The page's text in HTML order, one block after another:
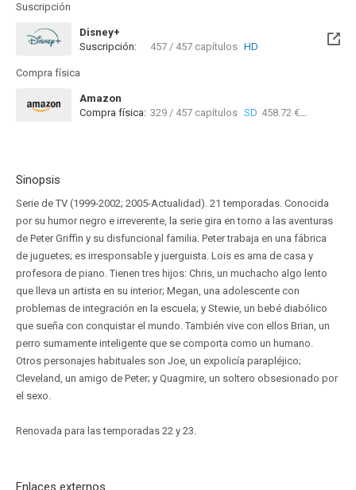
Suscripción
Disney+
Suscripción:
457 / 457 capítulos HD
Compra física
Amazon
Compra física: 329 / 457 capítulos SD 458.72 €
Sinopsis
Serie de TV (1999-2002; 2005-Actualidad). 21 temporadas. Conocida
por su humor negro e irreverente, la serie gira en torno a las aventuras
de Peter Griffin y su disfuncional familia. Peter trabaja en una fábrica
de juguetes; es irresponsable y juerguista. Lois es ama de casa y
profesora de piano. Tienen tres hijos: Chris, un muchacho algo lento
que lleva un artista en su interior; Megan, una adolescente con
problemas de integración en la escuela; y Stewie, un bebé diabólico
que sueña con conquistar el mundo. También vive con ellos Brian, un
perro sumamente inteligente que se comporta como un humano.
Otros personajes habituales son Joe, un expolicía parapléjico;
Cleveland, un amigo de Peter; y Quagmire, un soltero obsesionado por
el sexo.
Renovada para las temporadas 22 y 23.
Enlaces externos